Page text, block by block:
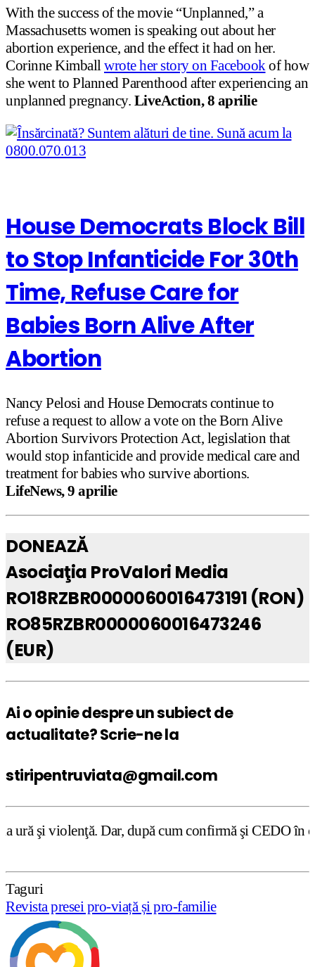
With the success of the movie “Unplanned,” a
Massachusetts women is speaking out about her
abortion experience, and the effect it had on her.
Corinne Kimballwrote her story on Facebookof how
she went to Planned Parenthood after experiencing an
unplanned pregnancy. LiveAction, 8 aprilie
House Democrats Block Bill
to Stop Infanticide For 30th
Time, Refuse Care for
Babies Born Alive After
Abortion
Nancy Pelosi and House Democrats continue to
refuse a request to allow a vote on the Born Alive
Abortion Survivors Protection Act, legislation that
would stop infanticide and provide medical care and
treatment for babies who survive abortions.
LifeNews, 9 aprilie
DONEAZĂ
Asociaţia ProValori Media
RO18RZBR0000060016473191 (RON)
RO85RZBR0000060016473246
(EUR)
Ai o opinie despre un subiect de
actualitate? Scrie-ne la
stiripentruviata@gmail.com
după cum confirmă şi CEDO în cazul
Taguri
Revista presei pro-viață și pro-familie